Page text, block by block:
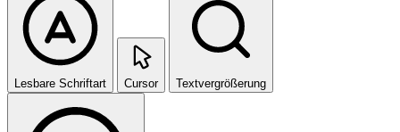
Lesbare Schriftart Cursor Textvergrößerung